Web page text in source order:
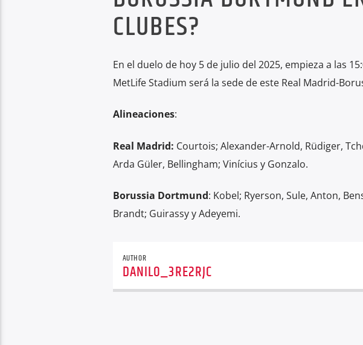
CLUBES?
En el duelo de hoy 5 de julio del 2025, empieza a las
MetLife Stadium será la sede de este Real Madrid-
Alineaciones:
Real Madrid: Courtois; Alexander-Arnold, Rüdiger,
Arda Güler, Bellingham; Vinícius y Gonzalo.
Borussia Dortmund: Kobel; Ryerson, Sule, Anton,
Brandt; Guirassy y Adeyemi.
AUTHOR
DANILO_3RE2RJC